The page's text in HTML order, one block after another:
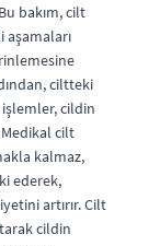
bakım, cilt
ciltteki
cildin
cilt
kalmaz,
ederek,
artırır. Cilt
cildin